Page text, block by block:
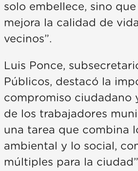
solo embellece, sino
mejora la calidad de
vecinos”.
Luis Ponce,
Públicos, destacó la
compromiso ciudadano
de los trabajadores
una tarea que combina
ambiental y lo social,
múltiples para la